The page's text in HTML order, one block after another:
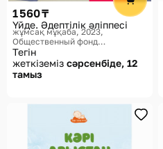
1 560 ₸
Үйде. Әдептілік әліппесі
жұмсақ мұқаба, 2023
Общественный фонд
«Мазмұндама», Балаларға
базарлық
Тегін
жеткіземіз сәрсенбіде, 12
тамыз